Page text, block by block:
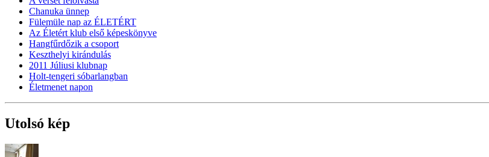
Chanuka ünnep
Fülemüle nap az ÉLETÉRT
Az Életért klub első képeskönyve
Hangfűrdőzik a csoport
Keszthelyi kirándulás
2011 Júliusi klubnap
Holt-tengeri sóbarlangban
Életmenet napon
Utolsó kép